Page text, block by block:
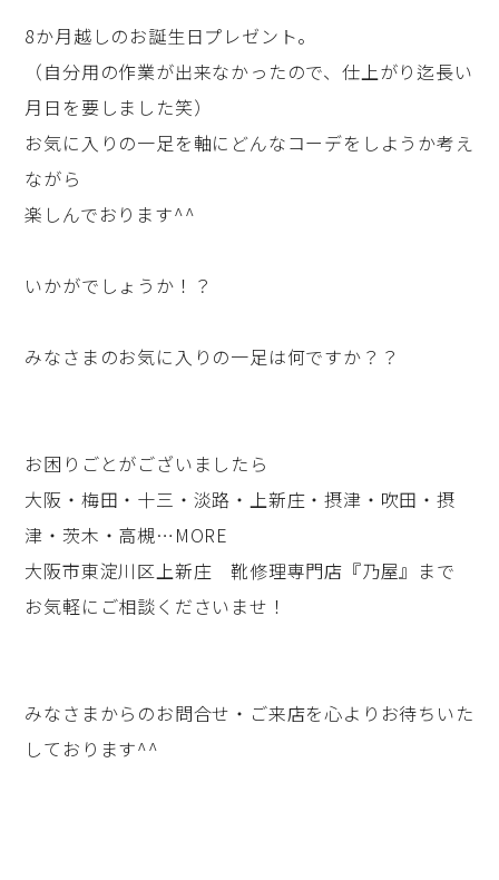
8か月越しのお誕生日プレゼント。
（自分用の作業が出来なかったので、仕上がり迄長い
月日を要しました笑）
お気に入りの一足を軸にどんなコーデをしようか考え
ながら
楽しんでおります^^
いかがでしょうか！？
みなさまのお気に入りの一足は何ですか？？
お困りごとがございましたら
大阪・梅田・十三・淡路・上新庄・摂津・吹田・摂
津・茨木・高槻…MORE
大阪市東淀川区上新庄 靴修理専門店『乃屋』まで
お気軽にご相談くださいませ！
みなさまからのお問合せ・ご来店を心よりお待ちいた
しております^^